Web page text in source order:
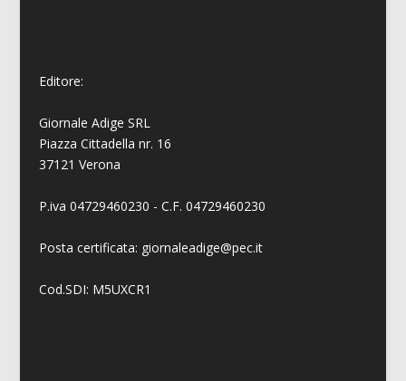
Editore:
Giornale Adige SRL
Piazza Cittadella nr. 16
37121 Verona
P.iva 04729460230 - C.F. 04729460230
Posta certificata: giornaleadige@pec.it
Cod.SDI: M5UXCR1